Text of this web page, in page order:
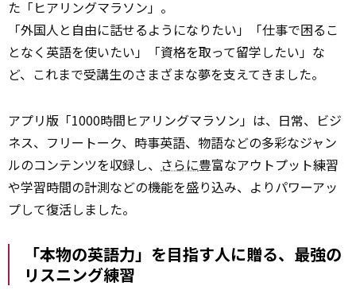
た「ヒアリングマラソン」。
「外国人と自由に話せるようになりたい」「仕事で困るこ
となく英語を使いたい」「資格を取って留学したい」な
ど、これまで受講生のさまざまな夢を支えてきました。
アプリ版「1000時間ヒアリングマラソン」は、日常、ビジ
ネス、フリートーク、時事英語、物語などの多彩なジャン
ルのコンテンツを収録し、 さらに豊富なアウトプット練習
や学習時間の計測などの機能を盛り込み、よりパワーアッ
プして復活しました。
「本物の英語力」を目指す人に贈る、最強の
リスニング練習